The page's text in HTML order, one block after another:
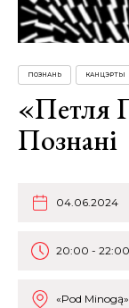
ПОЗНАНЬ КАНЦЭРТЫ
«Петля
Познані
04.06.2024
20:00 - 22:00
«Pod